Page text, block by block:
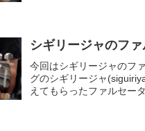
シギリージャのフ
今回はシギリージャのフ
グのシギリージャ
えてもらったファルセータ